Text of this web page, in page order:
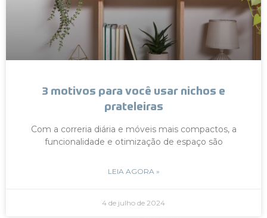
3 motivos para você usar nichos e
prateleiras
Com a correria diária e móveis mais compactos, a
funcionalidade e otimização de espaço são
LEIA AGORA »
4 de julho de 2024